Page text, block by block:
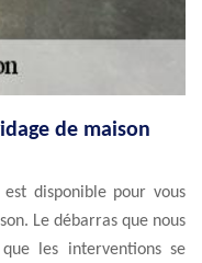
de maison
disponible pour vous
Le débarras que nous
les interventions se